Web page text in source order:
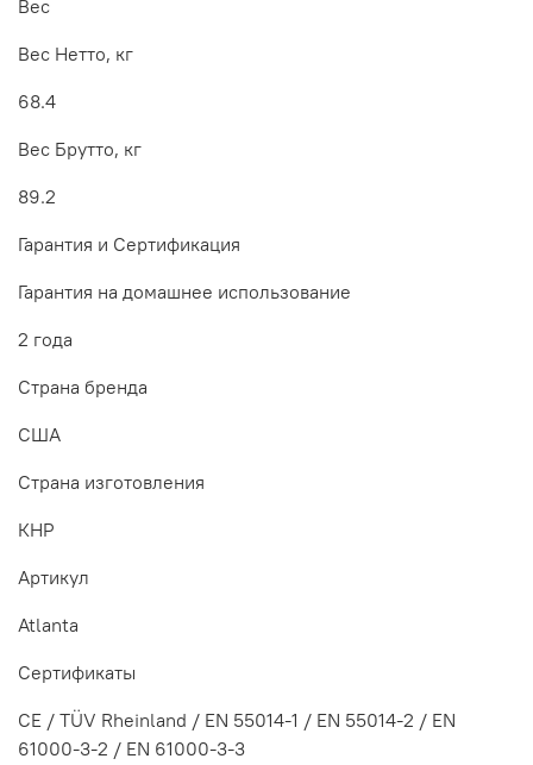
Вес
Вес Нетто, кг
68.4
Вес Брутто, кг
89.2
Гарантия и Сертификация
Гарантия на домашнее использование
2 года
Страна бренда
США
Страна изготовления
КНР
Артикул
Atlanta
Сертификаты
CE / TÜV Rheinland / EN 55014-1 / EN 55014-2 / EN
61000-3-2 / EN 61000-3-3